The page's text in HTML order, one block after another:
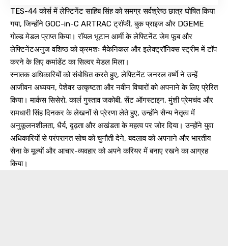
TES-44 कोर्स में लेफ्टिनेंट साहिब सिंह को समग्र सर्वश्रेष्ठ छात्र घोषित किया
गया, जिन्होंने GOC-in-C ARTRAC ट्रॉफी, बुक प्राइज और DGEME
गोल्ड मेडल प्राप्त किया। रॉयल भूटान आर्मी के लेफ्टिनेंट जेम फूब और
लेफ्टिनेंटअनुज वशिष्ठ को क्रमशः मैकेनिकल और इलेक्ट्रॉनिक्स स्ट्रीम में टॉप
करने के लिए कमांडेंट का सिल्वर मेडल मिला।
स्नातक अधिकारियों को संबोधित करते हुए, लेफ्टिनेंट जनरल वर्ष्णे ने उन्हें
आजीवन अध्ययन, पेशेवर उत्कृष्टता और नवीन विचारों को अपनाने के लिए प्रेरित
किया। मार्कस सिसेरो, कार्ल गुस्ताव जकोबी, सेंट ऑगस्टाइन, मुंशी प्रेमचंद और
रामधारी सिंह दिनकर के लेखनों से प्रेरणा लेते हुए, उन्होंने सैन्य नेतृत्व में
अनुकूलनशीलता, धैर्य, दृढ़ता और अखंडता के महत्व पर जोर दिया। उन्होंने युवा
अधिकारियों से परंपरागत सोच को चुनौती देने, बदलाव को अपनाने और भारतीय
सेना के मूल्यों और आचार-व्यवहार को अपने करियर में बनाए रखने का आग्रह
किया।